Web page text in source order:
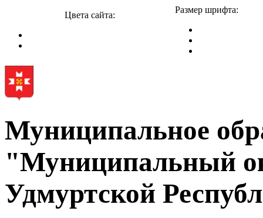
Цвета сайта:
Размер шрифта:
Муниципальное
"Муниципальный
Удмуртской